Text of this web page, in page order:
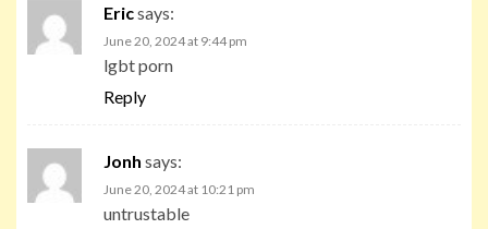
Ericsays:
June 20, 2024 at 9:44 pm
lgbt porn
Reply
Jonh says:
June 20, 2024 at 10:21 pm
untrustable